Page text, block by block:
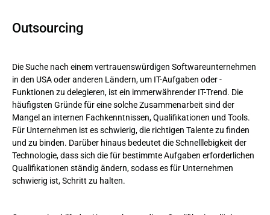
Outsourcing
Die Suche nach einem vertrauenswürdigen Softwareunternehmen
in den USA oder anderen Ländern, um IT-Aufgaben oder -
Funktionen zu delegieren, ist ein immerwährender IT-Trend. Die
häufigsten Gründe für eine solche Zusammenarbeit sind der
Mangel an internen Fachkenntnissen, Qualifikationen und Tools.
Für Unternehmen ist es schwierig, die richtigen Talente zu finden
und zu binden. Darüber hinaus bedeutet die Schnelllebigkeit der
Technologie, dass sich die für bestimmte Aufgaben erforderlichen
Qualifikationen ständig ändern, sodass es für Unternehmen
schwierig ist, Schritt zu halten.